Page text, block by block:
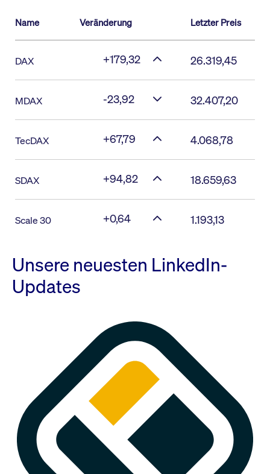
Name Veränderung Letzter Preis
DAX +179,32 26.319,45
MDAX -23,92 32.407,20
TecDAX +67,79 4.068,78
SDAX +94,82 18.659,63
Scale 30 +0,64 1.193,13
Unsere neuesten LinkedIn-
Updates